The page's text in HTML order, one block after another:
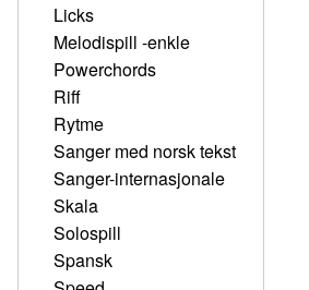
Licks
Melodispill -enkle
Powerchords
Riff
Rytme
Sanger med norsk tekst
Sanger-internasjonale
Skala
Solospill
Spansk